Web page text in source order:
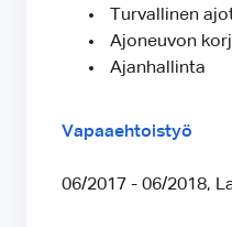
Turvallinen
Ajoneuvon
Ajanhallinta
Vapaaehtoistyö
06/2017 - 06/2018,